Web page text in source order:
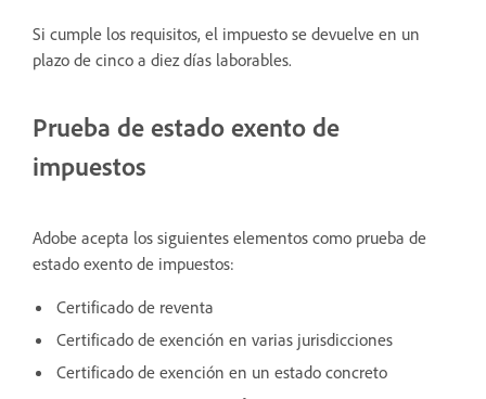
Si cumple los requisitos, el impuesto se devuelve en un
plazo de cinco a diez días laborables.
Prueba de estado exento de
impuestos
Adobe acepta los siguientes elementos como prueba de
estado exento de impuestos:
Certificado de reventa
Certificado de exención en varias jurisdicciones
Certificado de exención en un estado concreto